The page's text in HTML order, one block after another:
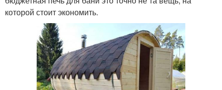
которой стоит экономить.